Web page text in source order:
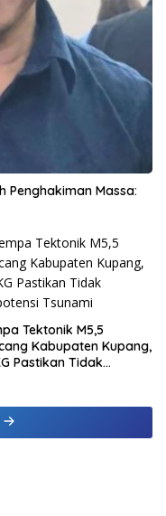
Penghakiman Massa:
Tektonik M5,5
Kabupaten Kupang,
Pastikan Tidak